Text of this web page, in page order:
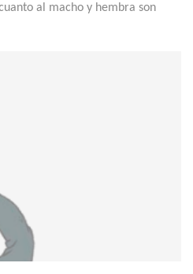
al macho y hembra son